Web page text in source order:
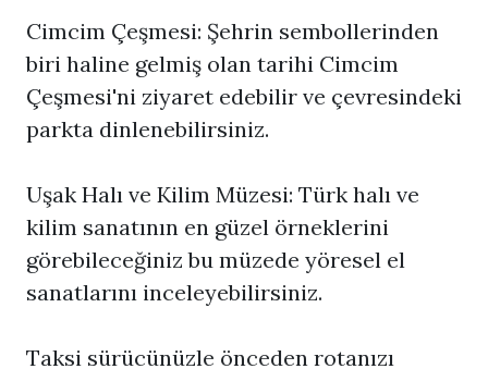
Cimcim Çeşmesi: Şehrin sembollerinden
biri haline gelmiş olan tarihi Cimcim
Çeşmesi'ni ziyaret edebilir ve çevresindeki
parkta dinlenebilirsiniz.
Uşak Halı ve Kilim Müzesi: Türk halı ve
kilim sanatının en güzel örneklerini
görebileceğiniz bu müzede yöresel el
sanatlarını inceleyebilirsiniz.
Taksi sürücünüzle önceden rotanızı